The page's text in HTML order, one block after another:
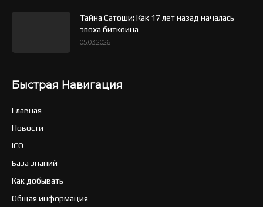
Тайна Сатоши: Как 17 лет назад началась
эпоха биткоина
05.03.2026
Быстрая Навигация
Главная
Новости
ICO
База знаний
Как добывать
Общая информация